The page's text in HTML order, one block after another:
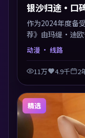
银沙归途·口
作为2024年度备
荐》由玛缇·迪欧
可看性兼顾，人
化还原年代质感
动漫 · 线路
11万 4.9千 2
精选